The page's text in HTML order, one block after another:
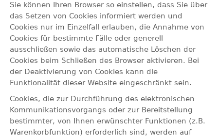
Sie können Ihren Browser so einstellen, dass Sie über
das Setzen von Cookies informiert werden und
Cookies nur im Einzelfall erlauben, die Annahme von
Cookies für bestimmte Fälle oder generell
ausschließen sowie das automatische Löschen der
Cookies beim Schließen des Browser aktivieren. Bei
der Deaktivierung von Cookies kann die
Funktionalität dieser Website eingeschränkt sein.
Cookies, die zur Durchführung des elektronischen
Kommunikationsvorgangs oder zur Bereitstellung
bestimmter, von Ihnen erwünschter Funktionen (z.B.
Warenkorbfunktion) erforderlich sind, werden auf